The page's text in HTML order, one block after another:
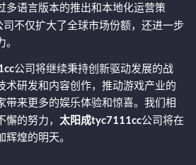
多语言版本的推出和本地化运营策
司不仅扩大了全球市场份额，还进一步
公司将继续秉持创新驱动发展的战
术研发和内容创作，推动游戏产业的
带来更多的娱乐体验和惊喜。我们相
的努力， 太阳成tyc7111cc公司将在
煌的明天。